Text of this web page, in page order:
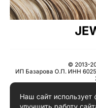
© 2013-
ИП Базарова О.П. ИНН
Наш сайт
улучшить работу